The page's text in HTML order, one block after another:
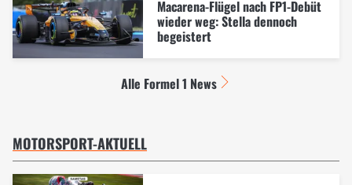
Macarena-Flügel nach FP1-Debüt
wieder weg: Stella dennoch
begeistert
Alle Formel 1 News
MOTORSPORT-AKTUELL